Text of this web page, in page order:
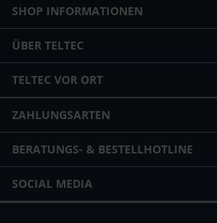
SHOP INFORMATIONEN
ÜBER TELTEC
TELTEC VOR ORT
ZAHLUNGSARTEN
BERATUNGS- & BESTELLHOTLINE
SOCIAL MEDIA